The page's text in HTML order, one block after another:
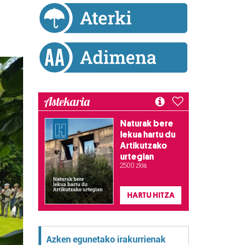
Astekaria
Naturak bere
lekua hartu du
Artikutzako
urtegian
2.500 zkia.
HARTU HITZA
Azken egunetako irakurrienak